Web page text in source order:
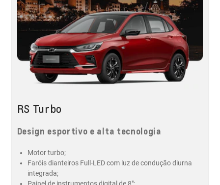
RS Turbo
Design esportivo e alta tecnologia
Motor turbo;
Faróis dianteiros Full-LED com luz de condução diurna
integrada;